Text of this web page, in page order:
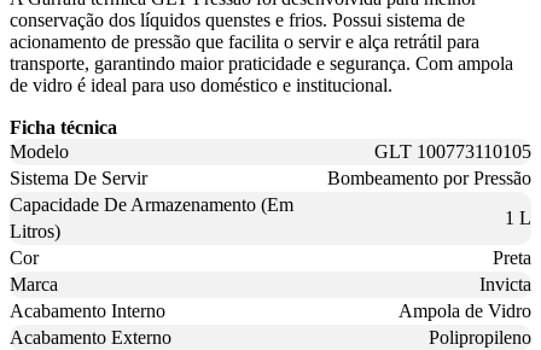
conservação dos líquidos quenstes e frios. Possui sistema de
acionamento de pressão que facilita o servir e alça retrátil para
transporte, garantindo maior praticidade e segurança. Com ampola
de vidro é ideal para uso doméstico e institucional.
Ficha técnica
Modelo
GLT 100773110105
Sistema De Servir
Bombeamento por Pressão
Capacidade De Armazenamento (Em
Litros)
1 L
Cor
Preta
Marca
Invicta
Acabamento Interno
Ampola de Vidro
Acabamento Externo
Polipropileno